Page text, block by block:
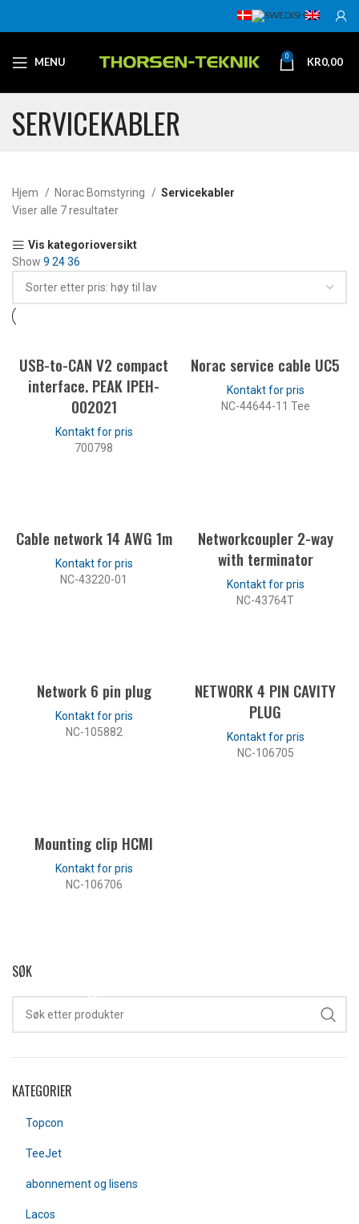
MENU 0 KR0,00
SERVICEKABLER
SØK
KATEGORIER
Topcon
TeeJet
abonnement og lisens
Lacos
Hjem Norac Bomstyring
Servicekabler
Viser alle 7 resultater
Vis kategorioversikt
Show 9 2436
USB-to-CAN V2 compact
interface. PEAK IPEH-
002021
700798
Norac service cable UC5
NC-44644-11 Tee
Cable network 14 AWG 1m
NC-43220-01
Networkcoupler 2-way
with terminator
NC-43764T
Network 6 pin plug
NC-105882
NETWORK 4 PIN CAVITY
PLUG
NC-106705
Mounting clip HCMI
NC-106706